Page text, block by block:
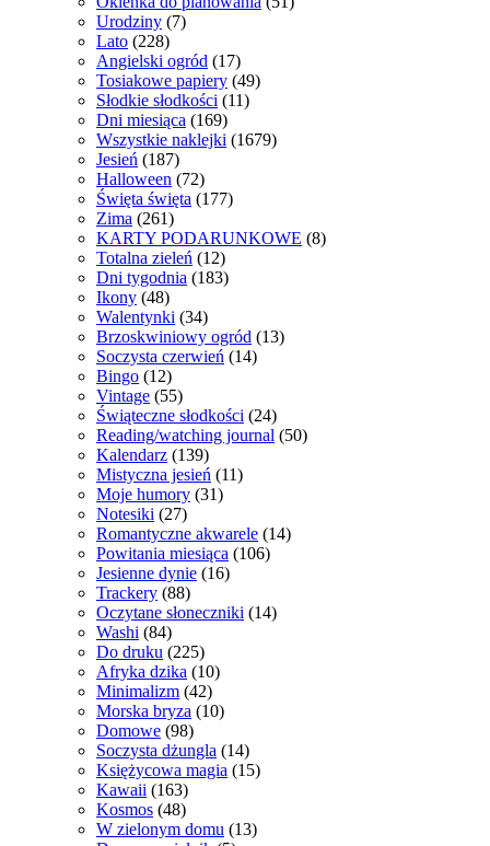
Urodziny (7)
Lato (228)
Angielski ogród (17)
Tosiakowe papiery (49)
Słodkie słodkości (11)
Dni miesiąca (169)
Wszystkie naklejki (1679)
Jesień (187)
Halloween (72)
Święta święta (177)
Zima (261)
KARTY PODARUNKOWE (8)
Totalna zieleń (12)
Dni tygodnia (183)
Ikony (48)
Walentynki (34)
Brzoskwiniowy ogród (13)
Soczysta czerwień (14)
Bingo (12)
Vintage (55)
Świąteczne słodkości (24)
Reading/watching journal (50)
Kalendarz (139)
Mistyczna jesień (11)
Moje humory (31)
Notesiki (27)
Romantyczne akwarele (14)
Powitania miesiąca (106)
Jesienne dynie (16)
Trackery (88)
Oczytane słoneczniki (14)
Washi (84)
Do druku (225)
Afryka dzika (10)
Minimalizm (42)
Morska bryza (10)
Domowe (98)
Soczysta dżungla (14)
Księżycowa magia (15)
Kawaii (163)
Kosmos (48)
W zielonym domu (13)